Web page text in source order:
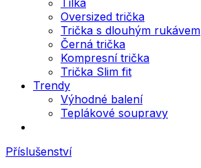
Oversized trička
Trička s dlouhým rukávem
Černá trička
Kompresní trička
Trička Slim fit
Trendy
Výhodné balení
Teplákové soupravy
Příslušenství